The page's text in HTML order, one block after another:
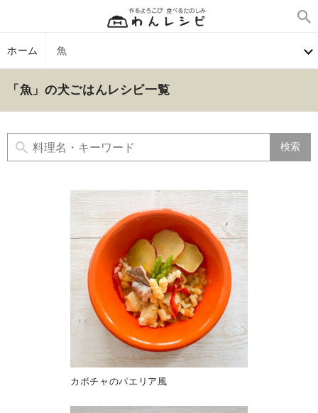
ホーム 魚
「魚」の犬ごはんレシビ一覧
カボチャのパエリア風